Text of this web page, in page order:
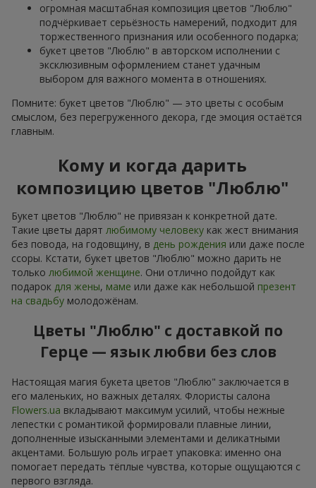
огромная масштабная композиция цветов "Люблю"
подчёркивает серьёзность намерений, подходит для
торжественного признания или особенного подарка;
букет цветов "Люблю" в авторском исполнении с
эксклюзивным оформлением станет удачным
выбором для важного момента в отношениях.
Помните: букет цветов "Люблю" — это цветы с особым
смыслом, без перегруженного декора, где эмоция остаётся
главным.
Кому и когда дарить
композицию цветов "Люблю"
Букет цветов "Люблю" не привязан к конкретной дате.
Такие цветы дарят любимому человеку как жест внимания
без повода, на годовщину, в день рождения или даже после
ссоры. Кстати, букет цветов "Люблю" можно дарить не
только любимой женщине. Они отлично подойдут как
подарок для жены, маме или даже как небольшой презент
на свадьбу молодожёнам.
Цветы "Люблю" с доставкой по
Герце — язык любви без слов
Настоящая магия букета цветов "Люблю" заключается в
его маленьких, но важных деталях. Флористы салона
Flowers.ua вкладывают максимум усилий, чтобы нежные
лепестки с романтикой формировали плавные линии,
дополненные изысканными элементами и деликатными
акцентами. Большую роль играет упаковка: именно она
помогает передать тёплые чувства, которые ощущаются с
первого взгляда.